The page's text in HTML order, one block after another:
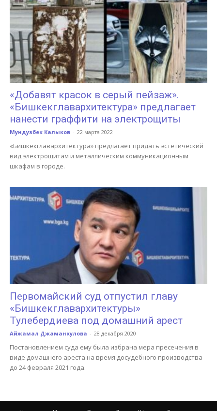
«Добавят красок в серый пейзаж».
«Бишкекглавархитектура» предлагает
нанести граффити на электрощиты
Мундузбек Калыков - 22 марта 2022
«Бишкекглавархитектура» предлагает придать эстетический
вид электрощитам и металлическим коммуникационным
шкафам в городе.
Первомайский суд отпустил главу
«Бишкекглавархитектуры»
Тулебердиева под домашний арест
Айжамал Джаманкулова - 28 декабря 2020
Постановлением суда ему была избрана мера пресечения в
виде домашнего ареста на время досудебного производства
до 24 февраля 2021 года.